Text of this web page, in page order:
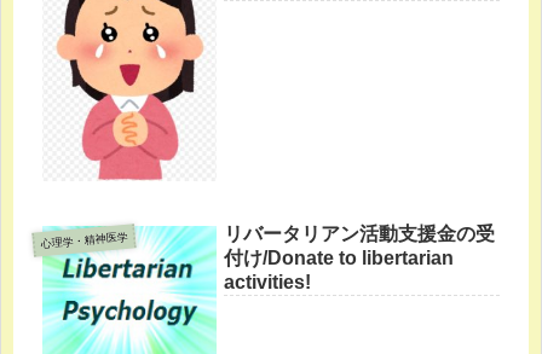
心理学・精神医学
リバータリアン活動支援金の受
付け/Donate to libertarian
activities!